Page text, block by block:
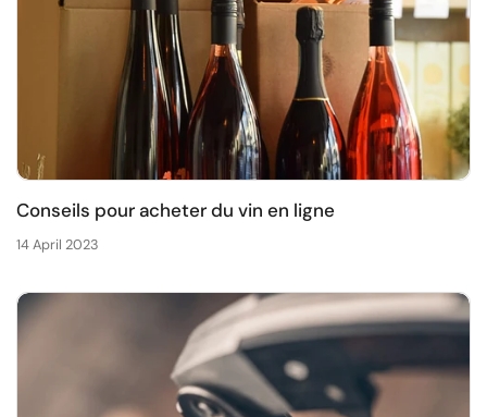
Conseils pour acheter du vin en ligne
14 April 2023